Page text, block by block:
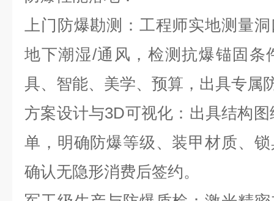
上门防爆勘测：工程师实地测量
地下潮湿/通风，检测抗爆锚固条
具、智能、美学、预算，出具专属
方案设计与3D可视化：出具结构图
单，明确防爆等级、装甲材质、
确认无隐形消费后签约。